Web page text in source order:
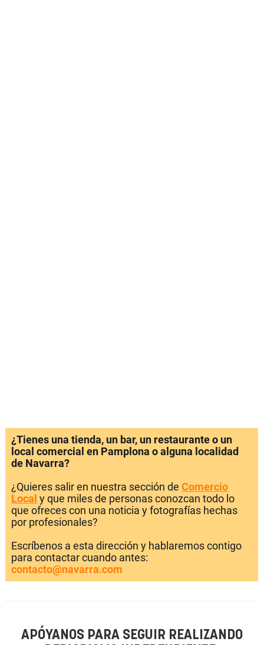
¿Tienes una tienda, un bar, un restaurante o un
local comercial en Pamplona o alguna localidad
de Navarra?
¿Quieres salir en nuestra sección de Comercio
Local y que miles de personas conozcan todo lo
que ofreces con una noticia y fotografías hechas
por profesionales?
Escríbenos a esta dirección y hablaremos contigo
para contactar cuando antes:
contacto@navarra.com
APÓYANOS PARA SEGUIR REALIZANDO